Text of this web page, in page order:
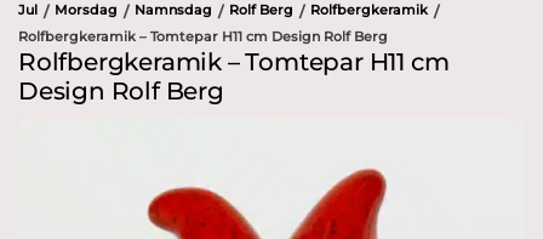
Jul / Morsdag / Namnsdag / Rolf Berg / Rolfbergkeramik /
Rolfbergkeramik – Tomtepar H11 cm Design Rolf Berg
Rolfbergkeramik – Tomtepar H11 cm
Design Rolf Berg